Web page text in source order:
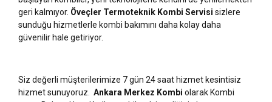
geri kalmıyor. Öveçler Termoteknik Kombi Servisi sizlere
sunduğu hizmetlerle kombi bakımını daha kolay daha
güvenilir hale getiriyor.
Siz değerli müşterilerimize 7 gün 24 saat hizmet kesintisiz
hizmet sunuyoruz. Ankara Merkez Kombi olarak Kombi